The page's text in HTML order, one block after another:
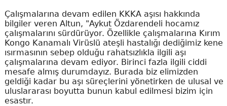
Çalışmalarına devam edilen KKKA aşısı hakkında
bilgiler veren Altun, "Aykut Özdarendeli hocamız
çalışmalarını sürdürüyor. Özellikle çalışmalarına Kırım
Kongo Kanamalı Virüslü ateşli hastalığı dediğimiz kene
ısırmasının sebep olduğu rahatsızlıkla ilgili aşı
çalışmalarına devam ediyor. Birinci fazla ilgili ciddi
mesafe almış durumdayız. Burada biz elimizden
geldiği kadar bu aşı süreçlerini yönetirken de ulusal ve
uluslararası boyutta bunun kabul edilmesi bizim için
esastır.